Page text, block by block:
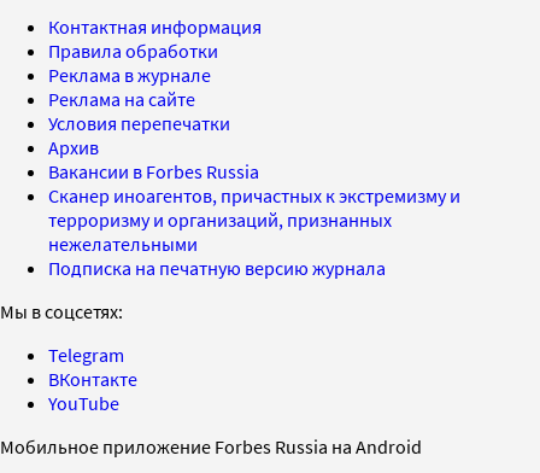
Контактная информация
Правила обработки
Реклама в журнале
Реклама на сайте
Условия перепечатки
Архив
Вакансии в Forbes Russia
Сканер иноагентов, причастных к экстремизму и
терроризму и организаций, признанных
нежелательными
Подписка на печатную версию журнала
Мы в соцсетях:
Telegram
ВКонтакте
YouTube
Мобильное приложение Forbes Russia на Android